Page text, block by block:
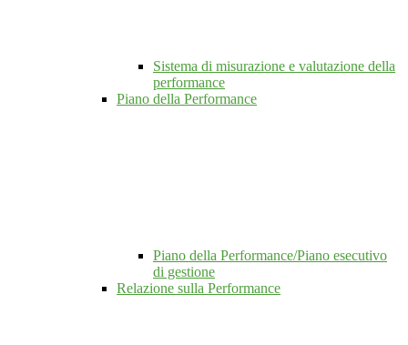
Sistema di misurazione e valutazione della
performance
Piano della Performance
Piano della Performance/Piano esecutivo
di gestione
Relazione sulla Performance